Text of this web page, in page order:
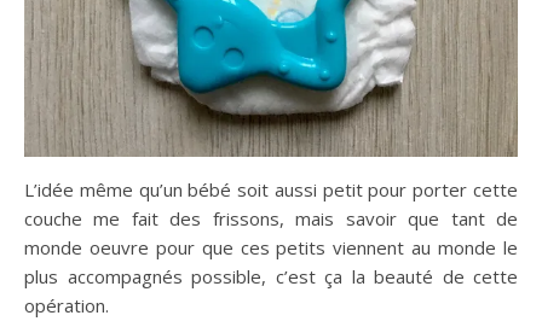
L’idée même qu’un bébé soit aussi petit pour porter cette
couche me fait des frissons, mais savoir que tant de
monde oeuvre pour que ces petits viennent au monde le
plus accompagnés possible, c’est ça la beauté de cette
opération.